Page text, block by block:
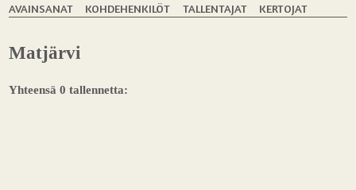
AVAINSANAT
KOHDEHENKILÖT TALLENTAJAT KERTOJAT
Matjärvi
Yhteensä 0 tallennetta: